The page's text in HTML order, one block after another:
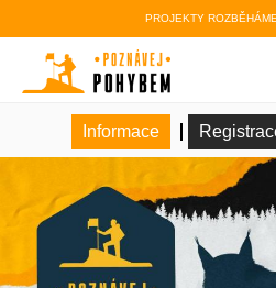
PROJEKTY
Informace